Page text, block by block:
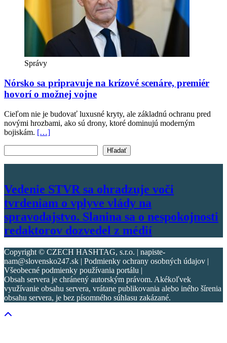
Správy
Nórsko sa pripravuje na krízové scenáre, premiér
hovorí o možnej vojne
Cieľom nie je budovať luxusné kryty, ale základnú ochranu pred
novými hrozbami, ako sú drony, ktoré dominujú moderným
bojiskám. […]
Hľadať
Vedenie STVR sa ohradzuje voči
tvrdeniam o vplyve vlády na
spravodajstvo. Slanina sa o nespokojnosti
redaktorov dozvedel z médií
Copyright © CZECH HASHTAG, s.r.o. | napiste-
nam@slovensko247.sk | Podmienky ochrany osobných údajov |
Všeobecné podmienky používania portálu |
Obsah servera je chránený autorským právom. Akékoľvek
využívanie obsahu servera, vrátane publikovania alebo iného šírenia
obsahu servera, je bez písomného súhlasu zakázané.